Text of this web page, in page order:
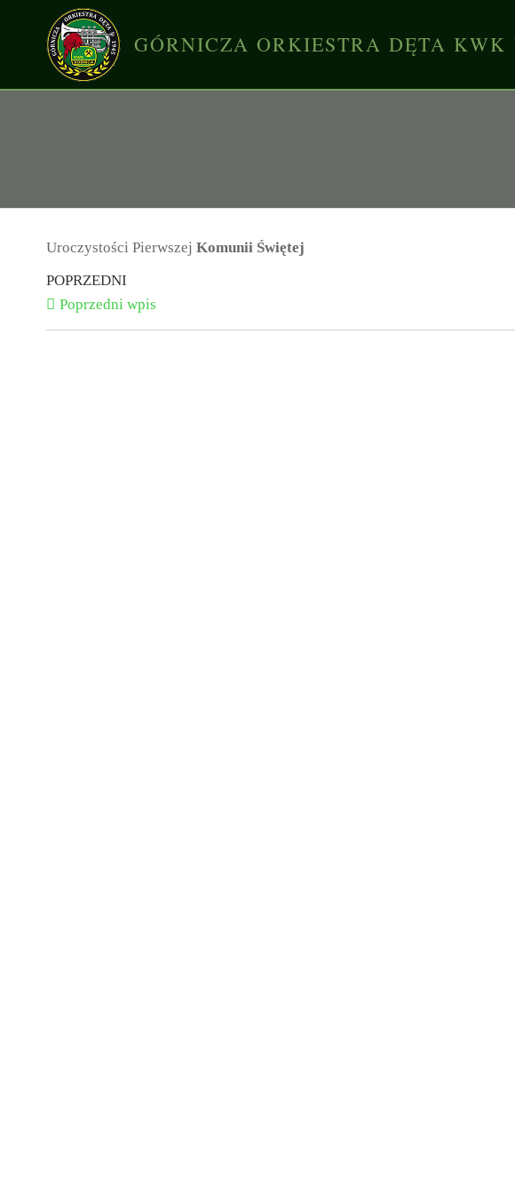
GÓRNICZA ORKIESTRA DĘTA KWK
Uroczystości Pierwszej Komunii Świętej
POPRZEDNI
Poprzedni wpis